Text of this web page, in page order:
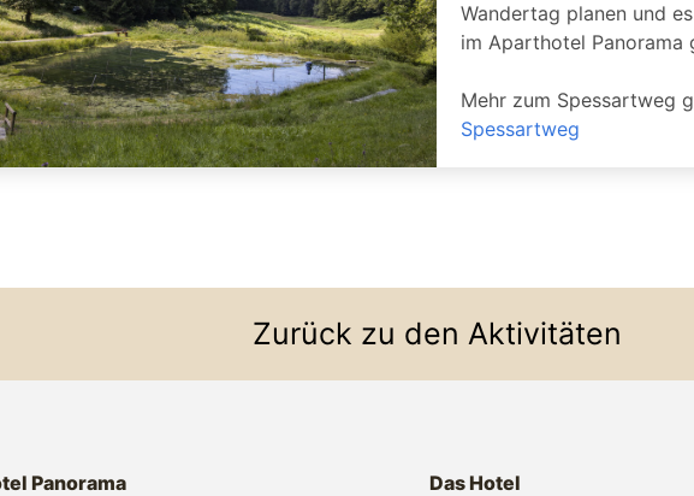
Wandertag planen und
im Aparthotel Panorama
Mehr zum Spessartweg
Spessartweg
Zurück zu den Aktivitäten
Panorama
Das Hotel